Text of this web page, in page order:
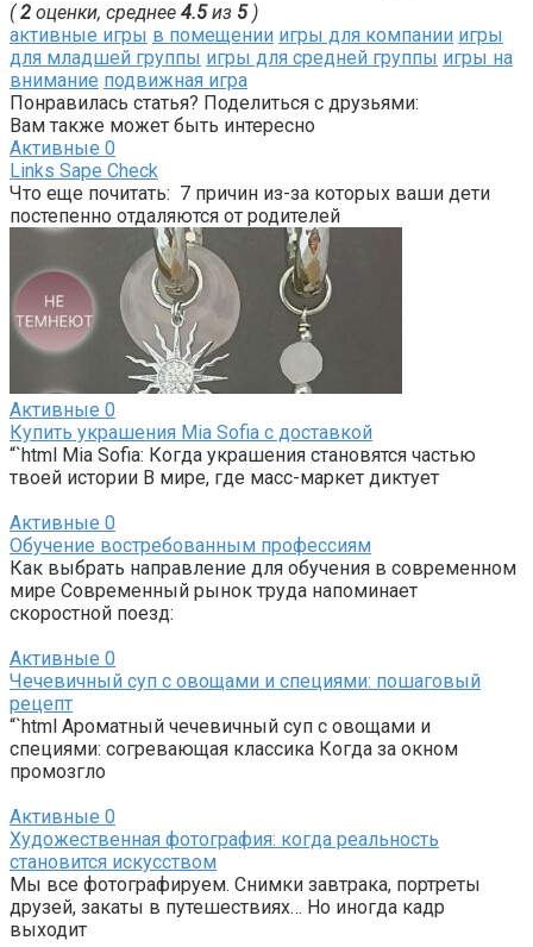
(2 оценки, среднее 4.5из 5)
активные игры в помещении игры для компании игры
для младшей группы игры для средней группы игры на
внимание подвижная игра
Понравилась статья? Поделиться с друзьями:
Вам также может быть интересно
Активные 0
Links Sape Check
Что еще почитать: 7 причин из-за которых ваши дети
постепенно отдаляются от родителей
Активные 0
Купить украшения Mia Sofia с доставкой
“`html Mia Sofia: Когда украшения становятся частью
твоей истории В мире, где масс-маркет диктует
Активные 0
Обучение востребованным профессиям
Как выбрать направление для обучения в современном
мире Современный рынок труда напоминает
скоростной поезд:
Активные 0
Чечевичный суп с овощами и специями: пошаговый
рецепт
“`html Ароматный чечевичный суп с овощами и
специями: согревающая классика Когда за окном
промозгло
Активные 0
Художественная фотография: когда реальность
становится искусством
Мы все фотографируем. Снимки завтрака, портреты
друзей, закаты в путешествиях… Но иногда кадр
выходит